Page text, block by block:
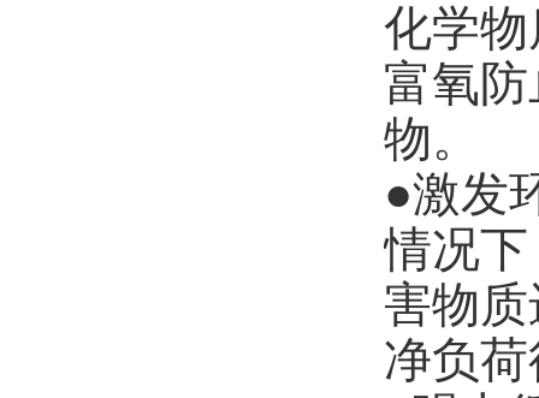
化学
富氧
物。
●激发
情况
害物
净负